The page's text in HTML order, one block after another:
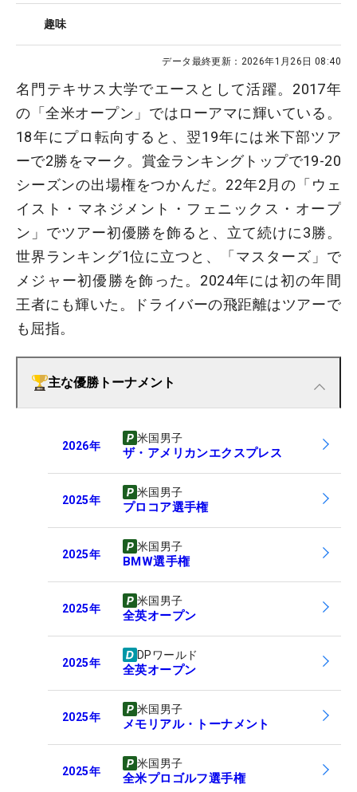
趣味
データ最終更新： 2026年1月26日 08:40
名門テキサス大学でエースとして活躍。2017年
の「全米オープン」ではローアマに輝いている。
18年にプロ転向すると、翌19年には米下部ツア
ーで2勝をマーク。賞金ランキングトップで19-20
シーズンの出場権をつかんだ。22年2月の「ウェ
イスト・マネジメント・フェニックス・オープ
ン」でツアー初優勝を飾ると、立て続けに3勝。
世界ランキング1位に立つと、「マスターズ」で
メジャー初優勝を飾った。2024年には初の年間
王者にも輝いた。ドライバーの飛距離はツアーで
も屈指。
主な優勝トーナメント
2026年
米国男子
ザ・アメリカンエクスプレス
2025年
米国男子
プロコア選手権
2025年
米国男子
BMW選手権
2025年
米国男子
全英オープン
2025年
DPワールド
全英オープン
2025年
米国男子
メモリアル・トーナメント
2025年
米国男子
全米プロゴルフ選手権